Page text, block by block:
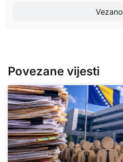
Vezano
Povezane vijesti